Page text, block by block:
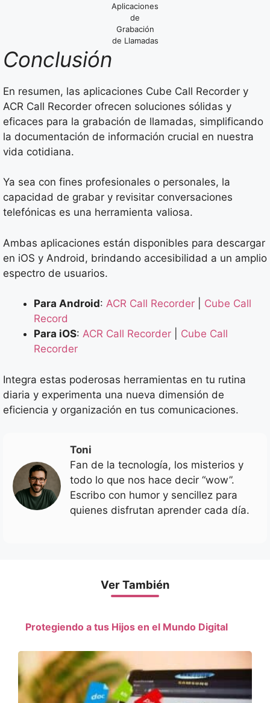
Aplicaciones
de
Grabación
de Llamadas
Conclusión
En resumen, las aplicaciones Cube Call Recorder y
ACR Call Recorder ofrecen soluciones sólidas y
eficaces para la grabación de llamadas, simplificando
la documentación de información crucial en nuestra
vida cotidiana.
Ya sea con fines profesionales o personales, la
capacidad de grabar y revisitar conversaciones
telefónicas es una herramienta valiosa.
Ambas aplicaciones están disponibles para descargar
en iOS y Android, brindando accesibilidad a un amplio
espectro de usuarios.
Para Android: ACR Call Recorder
Cube Call
Record
Para iOS: ACR Call Recorder Cube Call
Recorder
Integra estas poderosas herramientas en tu rutina
diaria y experimenta una nueva dimensión de
eficiencia y organización en tus comunicaciones.
Toni
Fan de la tecnología, los misterios y
todo lo que nos hace decir “wow”.
Escribo con humor y sencillez para
quienes disfrutan aprender cada día.
Ver También
Protegiendo a tus Hijos en el Mundo Digital